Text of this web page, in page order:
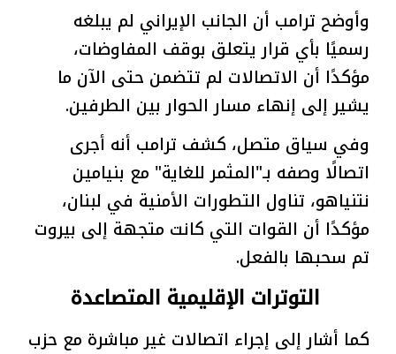
وأوضح ترامب أن الجانب الإيراني لم يبلغه
رسميًا بأي قرار يتعلق بوقف المفاوضات،
مؤكدًا أن الاتصالات لم تتضمن حتى الآن ما
يشير إلى إنهاء مسار الحوار بين الطرفين.
وفي سياق متصل، كشف ترامب أنه أجرى
اتصالًا وصفه بـ"المثمر للغاية" مع بنيامين
نتنياهو، تناول التطورات الأمنية في لبنان،
مؤكدًا أن القوات التي كانت متجهة إلى بيروت
تم سحبها بالفعل.
التوترات الإقليمية المتصاعدة
كما أشار إلى إجراء اتصالات غير مباشرة مع حزب